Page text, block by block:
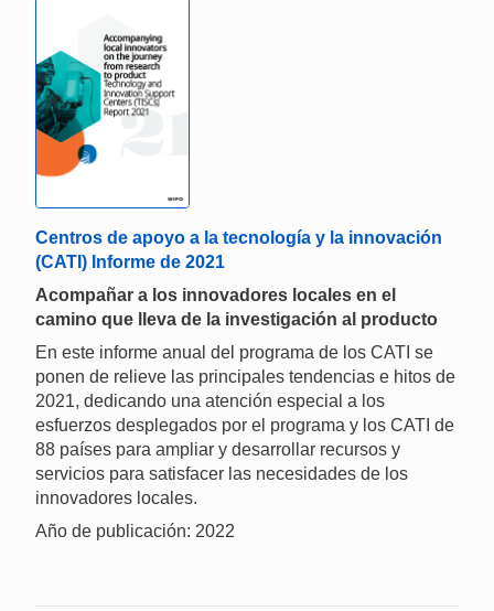
Centros de apoyo a la tecnología y la innovación
(CATI) Informe de 2021
Acompañar a los innovadores locales en el
camino que lleva de la investigación al producto
En este informe anual del programa de los CATI se
ponen de relieve las principales tendencias e hitos de
2021, dedicando una atención especial a los
esfuerzos desplegados por el programa y los CATI de
88 países para ampliar y desarrollar recursos y
servicios para satisfacer las necesidades de los
innovadores locales.
Año de publicación: 2022